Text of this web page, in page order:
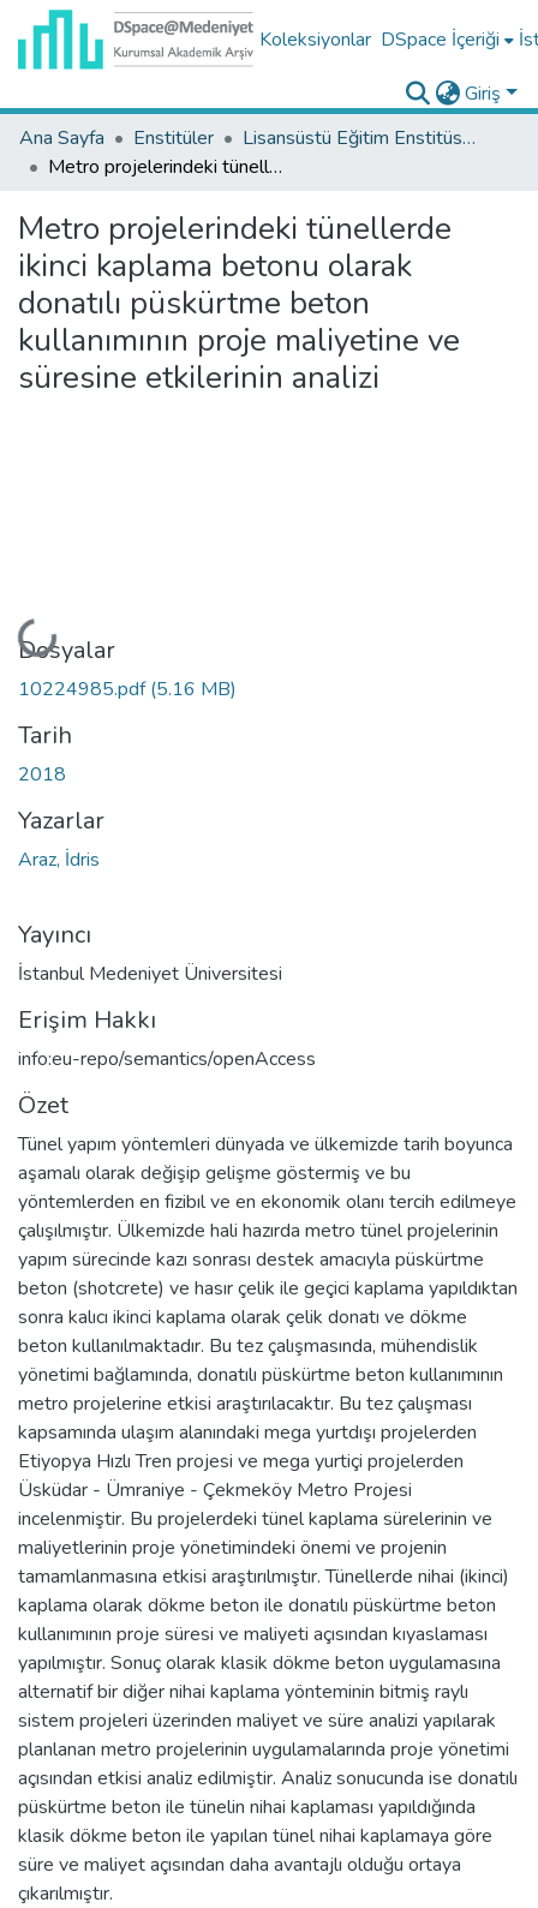
Koleksiyonlar DSpace İçeriği
Giriş
Ana Sayfa
Enstitüler
Lisansüstü Eğitim Enstitüsü Tez Koleksiyonu
Metro projelerindeki tünellerde ikinci kaplama betonu olarak donatılı püskürtme beton kullanımının proje maliyetine ve süresine etkilerinin analizi
Metro projelerindeki tünellerde
ikinci kaplama betonu olarak
donatılı püskürtme beton
kullanımının proje maliyetine ve
süresine etkilerinin analizi
Yükleniyor...
Dosyalar
10224985.pdf(5.16 MB)
Tarih
2018
Yazarlar
Araz, İdris
Yayıncı
İstanbul Medeniyet Üniversitesi
Erişim Hakkı
info:eu-repo/semantics/openAccess
Özet
Tünel yapım yöntemleri dünyada ve ülkemizde tarih boyunca
aşamalı olarak değişip gelişme göstermiş ve bu
yöntemlerden en fizibıl ve en ekonomik olanı tercih edilmeye
çalışılmıştır. Ülkemizde hali hazırda metro tünel projelerinin
yapım sürecinde kazı sonrası destek amacıyla püskürtme
beton (shotcrete) ve hasır çelik ile geçici kaplama yapıldıktan
sonra kalıcı ikinci kaplama olarak çelik donatı ve dökme
beton kullanılmaktadır. Bu tez çalışmasında, mühendislik
yönetimi bağlamında, donatılı püskürtme beton kullanımının
metro projelerine etkisi araştırılacaktır. Bu tez çalışması
kapsamında ulaşım alanındaki mega yurtdışı projelerden
Etiyopya Hızlı Tren projesi ve mega yurtiçi projelerden
Üsküdar - Ümraniye - Çekmeköy Metro Projesi
incelenmiştir. Bu projelerdeki tünel kaplama sürelerinin ve
maliyetlerinin proje yönetimindeki önemi ve projenin
tamamlanmasına etkisi araştırılmıştır. Tünellerde nihai (ikinci)
kaplama olarak dökme beton ile donatılı püskürtme beton
kullanımının proje süresi ve maliyeti açısından kıyaslaması
yapılmıştır. Sonuç olarak klasik dökme beton uygulamasına
alternatif bir diğer nihai kaplama yönteminin bitmiş raylı
sistem projeleri üzerinden maliyet ve süre analizi yapılarak
planlanan metro projelerinin uygulamalarında proje yönetimi
açısından etkisi analiz edilmiştir. Analiz sonucunda ise donatılı
püskürtme beton ile tünelin nihai kaplaması yapıldığında
klasik dökme beton ile yapılan tünel nihai kaplamaya göre
süre ve maliyet açısından daha avantajlı olduğu ortaya
çıkarılmıştır.